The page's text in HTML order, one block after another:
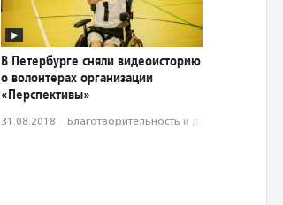
В Петербурге сняли видеоисторию
о волонтерах организации
«Перспективы»
31.08.2018 · Благотвори­тель­ность и доброволь­чест­во